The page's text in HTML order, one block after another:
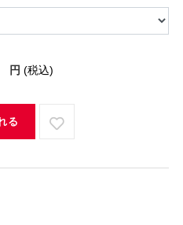
円 (税込)
る